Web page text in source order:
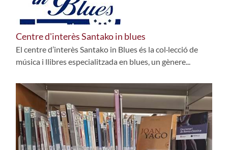
Centre d'interès Santako in blues
El centre d’interès Santako in Blues és la col·lecció de
música i llibres especialitzada en blues, un gènere...